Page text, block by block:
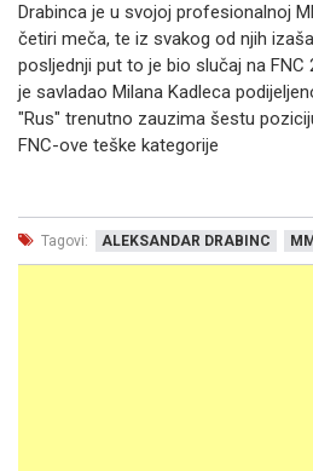
Drabinca je u svojoj profesionalnoj
četiri meča, te iz svakog od njih
posljednji put to je bio slučaj na FNC
je savladao Milana Kadleca
"Rus" trenutno zauzima šestu
FNC-ove teške kategorije
Tagovi: ALEKSANDAR DRABINC